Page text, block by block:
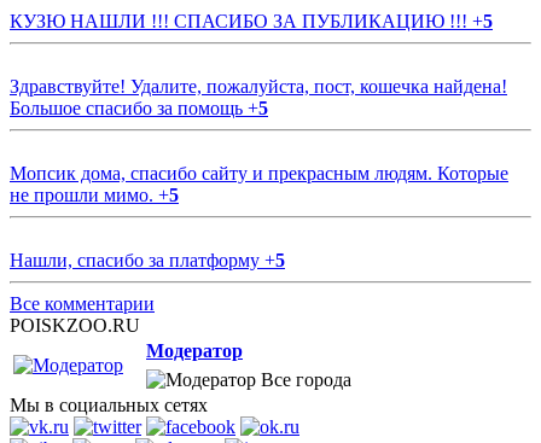
КУЗЮ НАШЛИ !!! СПАСИБО ЗА ПУБЛИКАЦИЮ !!! +5
Здравствуйте! Удалите, пожалуйста, пост, кошечка найдена!
Большое спасибо за помощь +5
Мопсик дома, спасибо сайту и прекрасным людям. Которые
не прошли мимо. +5
Нашли, спасибо за платформу +5
Все комментарии
POISKZOO.RU
Модератор
Все города
Мы в социальных сетях